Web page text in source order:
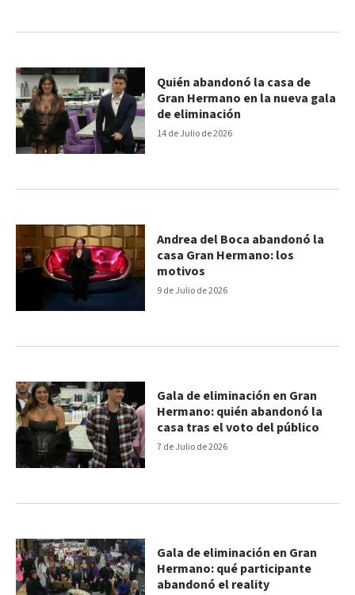
14 de Julio de 2026
Quién abandonó la casa de
Gran Hermano en la nueva gala
de eliminación
9 de Julio de 2026
Andrea del Boca abandonó la
casa Gran Hermano: los
motivos
7 de Julio de 2026
Gala de eliminación en Gran
Hermano: quién abandonó la
casa tras el voto del público
Gala de eliminación en Gran
Hermano: qué participante
abandonó el reality